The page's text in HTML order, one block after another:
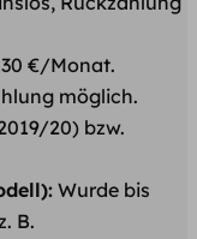
€/Monat.
möglich.
20) bzw.
Wurde bis
B.